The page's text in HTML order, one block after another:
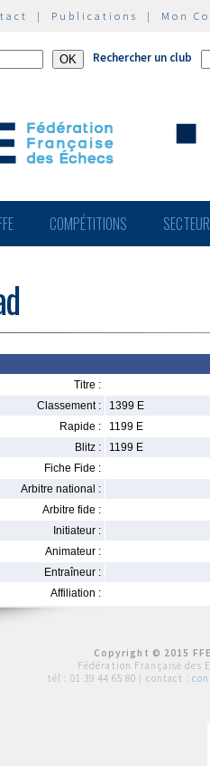
| Publications | Mon
Rechercher un club
COMPÉTITIONS
Titre :
Classement :
1399 E
Rapide :
1199 E
Blitz :
1199 E
Fiche Fide :
Arbitre national :
Arbitre fide :
Initiateur :
Animateur :
Entraîneur :
Affiliation :
Copyright © 2015
Fédération Française des
tél : 01 39 44 65 80 | contact :